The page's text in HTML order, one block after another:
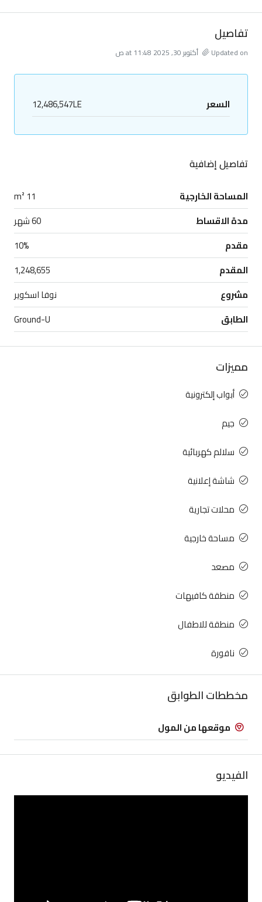
تفاصيل
Updated on أكتوبر 30, 2025 at 11:48 ص
السعر 12,486,547LE
تفاصيل إضافية
المساحة الخارجية
11 m²
مدة الاقساط
60 شهر
مقدم
10%
المقدم
1,248,655
مشروع
نوفا اسكوير
الطابق
Ground-U
مميزات
أبواب إلكترونية
جيم
سلالم كهربائية
شاشة إعلانية
محلات تجارية
مساحة خارجية
مصعد
منطقة كافيهات
منطقة للاطفال
نافورة
مخططات الطوابق
موقعها من المول
الفيديو